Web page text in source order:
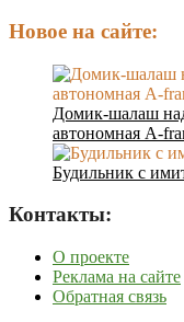
Новое на сайте:
Домик-шалаш
автономная A-
Будильник с
Контакты:
О проекте
Реклама на сайте
Обратная связь